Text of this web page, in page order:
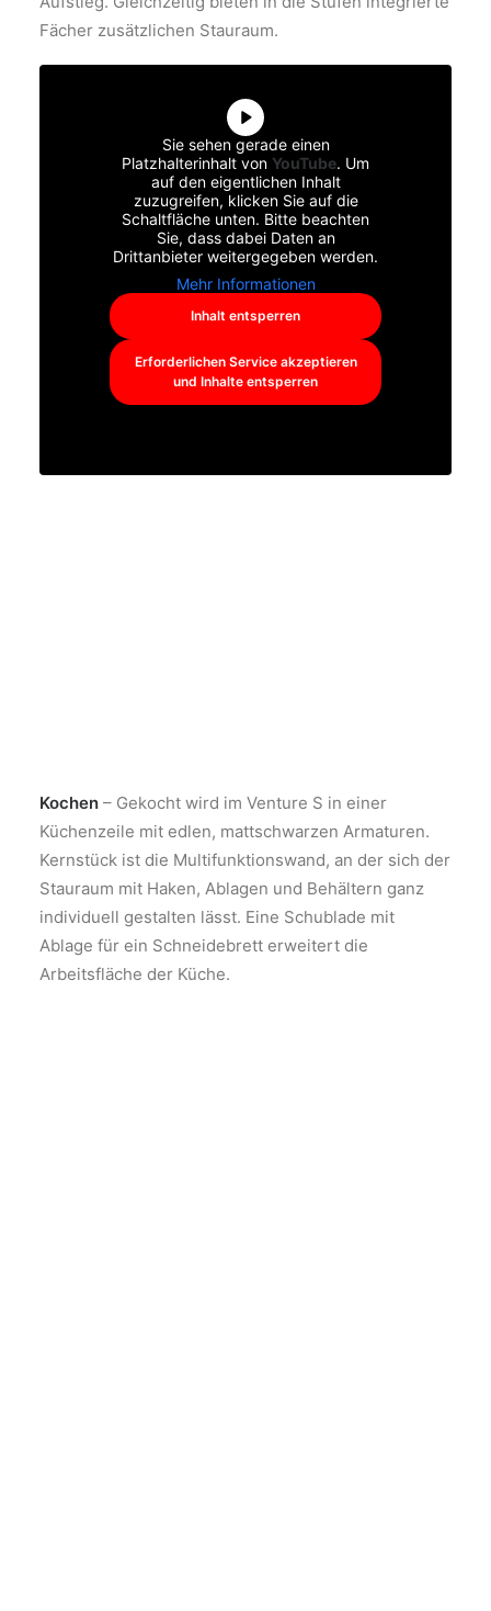
Fächer zusätzlichen Stauraum.
Sie sehen gerade einen
Platzhalterinhalt von YouTube. Um
auf den eigentlichen Inhalt
zuzugreifen, klicken Sie auf die
Schaltfläche unten. Bitte beachten
Sie, dass dabei Daten an
Drittanbieter weitergegeben werden.
Mehr Informationen
Inhalt entsperren
Erforderlichen Service akzeptieren
und Inhalte entsperren
Kochen – Gekocht wird im Venture S in einer
Küchenzeile mit edlen, mattschwarzen Armaturen.
Kernstück ist die Multifunktionswand, an der sich der
Stauraum mit Haken, Ablagen und Behältern ganz
individuell gestalten lässt. Eine Schublade mit
Ablage für ein Schneidebrett erweitert die
Arbeitsfläche der Küche.